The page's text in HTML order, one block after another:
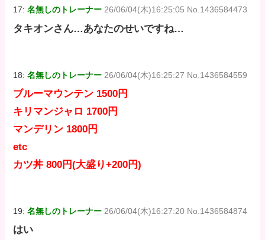
17:名無しのトレーナー 26/06/04(木)16:25:05 No.1436584473
タキオンさん…あなたのせいですね…
18:名無しのトレーナー 26/06/04(木)16:25:27 No.1436584559
ブルーマウンテン 1500円
キリマンジャロ 1700円
マンデリン 1800円
etc
カツ丼 800円(大盛り+200円)
19:名無しのトレーナー 26/06/04(木)16:27:20 No.1436584874
はい